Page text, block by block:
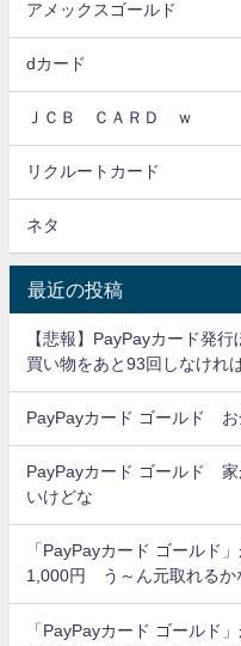
アメックスゴールド
dカード
ＪＣＢ ＣＡＲＤ ｗ
リクルートカード
ネタ
最近の投稿
【悲報】PayPayカード発
買い物をあと93回しなけれ
PayPayカード ゴールド お
PayPayカード ゴールド 家
いけどな
「PayPayカード ゴール
1,000円 う～ん元取れるか
「PayPayカード ゴール